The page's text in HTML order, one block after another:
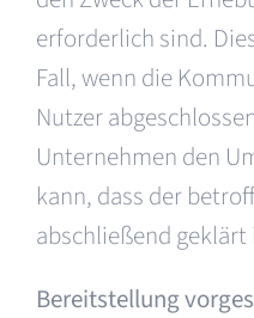
erforderlich sind.
Fall, wenn die
Nutzer
Unternehmen den
kann, dass der
abschließend geklärt
Bereitstellung